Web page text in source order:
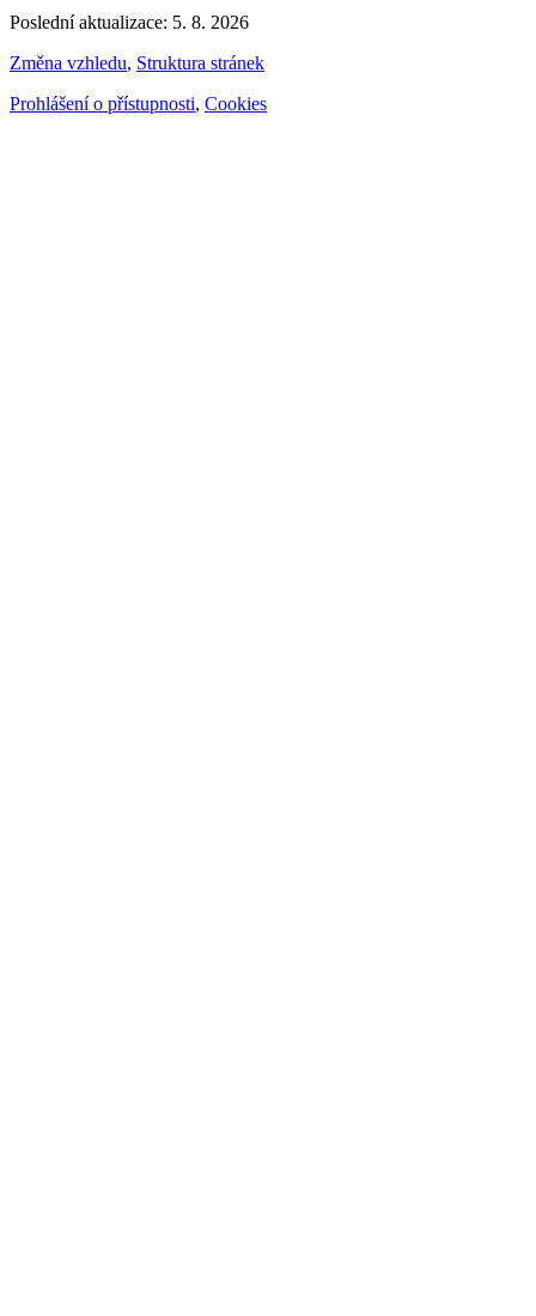
Poslední aktualizace: 5. 8. 2026
Změna vzhledu, Struktura stránek
Prohlášení o přístupnosti, Cookies